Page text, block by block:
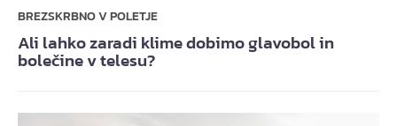
BREZSKRBNO V POLETJE
Ali lahko zaradi klime dobimo glavobol in
bolečine v telesu?